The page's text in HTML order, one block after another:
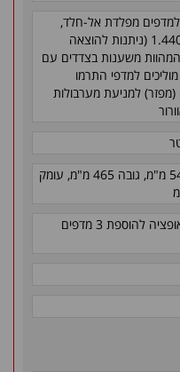
למדפים מפלדת אל-חלד,
חומר 1.4404 (ניתנות להוצאה
המהוות משענות בצדדים עם
למדפי התרמו
למניעת מערבולות
545 מ"מ, גובה 465 מ"מ, עומק
1 (עם אופציה להוספת 3 מדפים